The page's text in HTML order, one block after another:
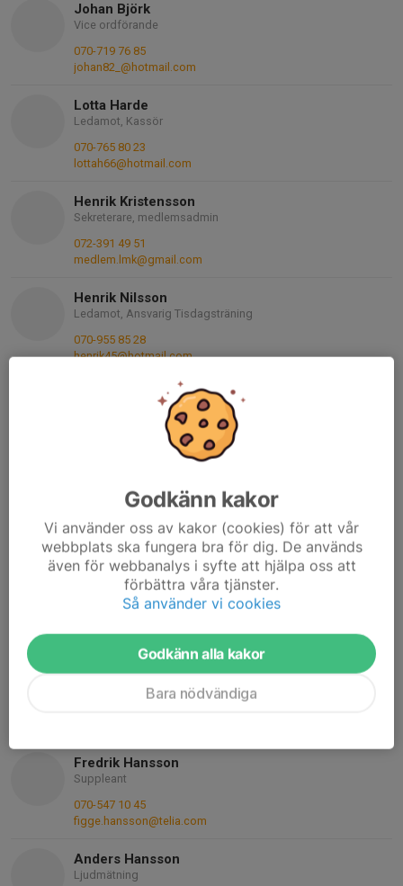
Johan Björk
Vice ordförande
070-719 76 85
johan82_@hotmail.com
Lotta Harde
Ledamot, Kassör
070-765 80 23
lottah66@hotmail.com
Henrik Kristensson
Sekreterare, medlemsadmin
072-391 49 51
medlem.lmk@gmail.com
Henrik Nilsson
Ledamot, Ansvarig Tisdagsträning
070-955 85 28
henrik45@hotmail.com
david.tegner@ottobyggnads.se
Anders Mårtensson
Ledamot, vatten & avlopp
070-883 56 44
andersmartensson67@gmail.com
Marianne Westergaard
Suppleant
Fredrik Hansson
Suppleant
070-547 10 45
figge.hansson@telia.com
Anders Hansson
Ljudmätning
Godkänn kakor
Vi använder oss av kakor (cookies) för att vår
webbplats ska fungera bra för dig. De används
även för webbanalys i syfte att hjälpa oss att
förbättra våra tjänster.
Så använder vi cookies
Godkänn alla kakor
Bara nödvändiga